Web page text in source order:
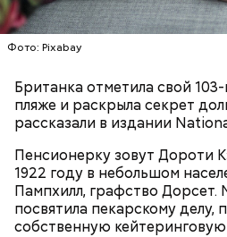
Фото: Pixabay
Британка отметила свой
пляже и раскрыла секрет
рассказали в издании
Пенсионерку зовут Дороти
1922 году в небольшом
Пампхилл, графство
посвятила пекарскому делу,
собственную
Спагетти из кабачков
выводят
Ранние плоды, по словам
рака: